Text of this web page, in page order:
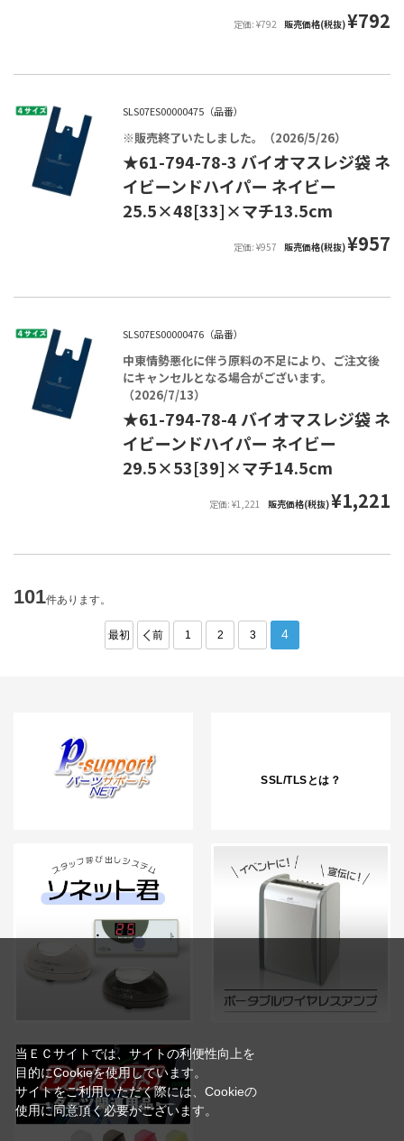
定価: ¥792 販売価格(税抜)¥792
SLS07ES00000475（品番）
※販売終了いたしました。（2026/5/26）
★61-794-78-3 バイオマスレジ袋 ネ
イビーンドハイパー ネイビー
25.5×48[33]×マチ13.5cm
定価: ¥957 販売価格(税抜)¥957
SLS07ES00000476（品番）
中東情勢悪化に伴う原料の不足により、ご注文後
にキャンセルとなる場合がございます。
（2026/7/13）
★61-794-78-4 バイオマスレジ袋 ネ
イビーンドハイパー ネイビー
29.5×53[39]×マチ14.5cm
定価: ¥1,221 販売価格(税抜)¥1,221
101件あります。
最初 前 1 2 3 4
SSL/TLSとは？
当ＥＣサイトでは、サイトの利便性向上を
目的にCookieを使用しています。
サイトをご利用いただく際には、Cookieの
使用に同意頂く必要がございます。